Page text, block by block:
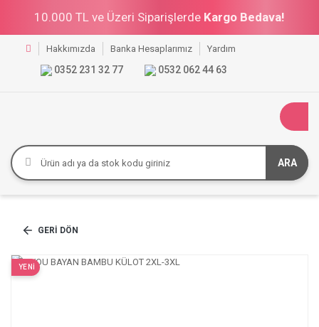
10.000 TL ve Üzeri Siparişlerde Kargo Bedava!
Hakkımızda Banka Hesaplarımız Yardım
0352 231 32 77 0532 062 44 63
ARA
GERI DÖN
YENİ